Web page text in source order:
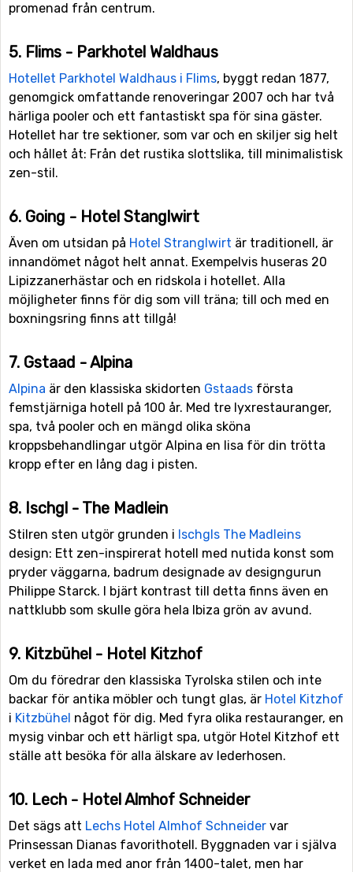
promenad från centrum.
5. Flims - Parkhotel Waldhaus
Hotellet Parkhotel Waldhaus i Flims, byggt redan 1877,
genomgick omfattande renoveringar 2007 och har två
härliga pooler och ett fantastiskt spa för sina gäster.
Hotellet har tre sektioner, som var och en skiljer sig helt
och hållet åt: Från det rustika slottslika, till minimalistisk
zen-stil.
6. Going - Hotel Stanglwirt
Även om utsidan på Hotel Stranglwirt är traditionell, är
innandömet något helt annat. Exempelvis huseras 20
Lipizzanerhästar och en ridskola i hotellet. Alla
möjligheter finns för dig som vill träna; till och med en
boxningsring finns att tillgå!
7. Gstaad - Alpina
Alpina är den klassiska skidorten Gstaads första
femstjärniga hotell på 100 år. Med tre lyxrestauranger,
spa, två pooler och en mängd olika sköna
kroppsbehandlingar utgör Alpina en lisa för din trötta
kropp efter en lång dag i pisten.
8. Ischgl - The Madlein
Stilren sten utgör grunden i Ischgls The Madleins
design: Ett zen-inspirerat hotell med nutida konst som
pryder väggarna, badrum designade av designgurun
Philippe Starck. I bjärt kontrast till detta finns även en
nattklubb som skulle göra hela Ibiza grön av avund.
9. Kitzbühel - Hotel Kitzhof
Om du föredrar den klassiska Tyrolska stilen och inte
backar för antika möbler och tungt glas, är Hotel Kitzhof
i Kitzbühel något för dig. Med fyra olika restauranger, en
mysig vinbar och ett härligt spa, utgör Hotel Kitzhof ett
ställe att besöka för alla älskare av lederhosen.
10. Lech - Hotel Almhof Schneider
Det sägs att Lechs Hotel Almhof Schneider var
Prinsessan Dianas favorithotell. Byggnaden var i själva
verket en lada med anor från 1400-talet, men har